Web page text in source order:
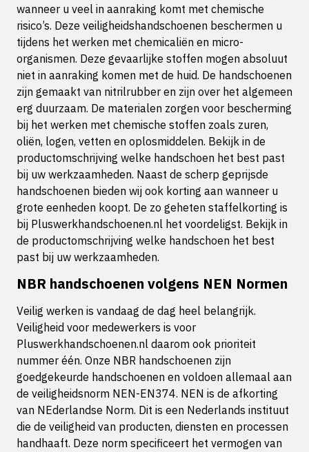
wanneer u veel in aanraking komt met chemische
risico’s. Deze veiligheidshandschoenen beschermen u
tijdens het werken met chemicaliën en micro-
organismen. Deze gevaarlijke stoffen mogen absoluut
niet in aanraking komen met de huid. De handschoenen
zijn gemaakt van nitrilrubber en zijn over het algemeen
erg duurzaam. De materialen zorgen voor bescherming
bij het werken met chemische stoffen zoals zuren,
oliën, logen, vetten en oplosmiddelen. Bekijk in de
productomschrijving welke handschoen het best past
bij uw werkzaamheden. Naast de scherp geprijsde
handschoenen bieden wij ook korting aan wanneer u
grote eenheden koopt. De zo geheten staffelkorting is
bij Pluswerkhandschoenen.nl het voordeligst. Bekijk in
de productomschrijving welke handschoen het best
past bij uw werkzaamheden.
NBR handschoenen volgens NEN Normen
Veilig werken is vandaag de dag heel belangrijk.
Veiligheid voor medewerkers is voor
Pluswerkhandschoenen.nl daarom ook prioriteit
nummer één. Onze NBR handschoenen zijn
goedgekeurde handschoenen en voldoen allemaal aan
de veiligheidsnorm NEN-EN374. NEN is de afkorting
van NEderlandse Norm. Dit is een Nederlands instituut
die de veiligheid van producten, diensten en processen
handhaaft. Deze norm specificeert het vermogen van